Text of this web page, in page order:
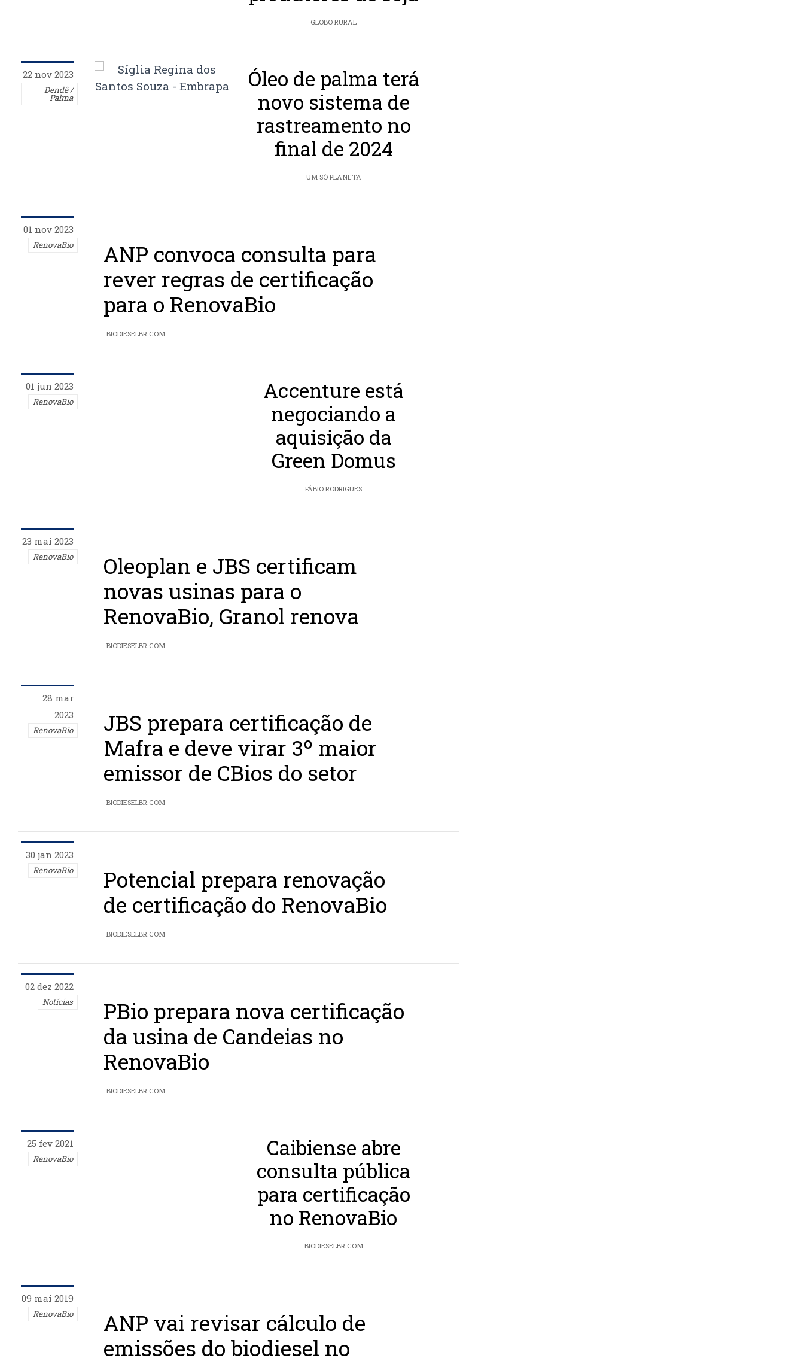
GLOBO RURAL
22 nov 2023
Dendê /
Palma
Óleo de palma terá
novo sistema de
rastreamento no
final de 2024
UM SÓ PLANETA
01 nov 2023
RenovaBio
ANP convoca consulta para
rever regras de certificação
para o RenovaBio
BIODIESELBR.COM
01 jun 2023
RenovaBio
Accenture está
negociando a
aquisição da
Green Domus
FÁBIO RODRIGUES
23 mai 2023
RenovaBio
Oleoplan e JBS certificam
novas usinas para o
RenovaBio, Granol renova
BIODIESELBR.COM
28 mar
2023
RenovaBio
JBS prepara certificação de
Mafra e deve virar 3º maior
emissor de CBios do setor
BIODIESELBR.COM
30 jan 2023
RenovaBio
Potencial prepara renovação
de certificação do RenovaBio
BIODIESELBR.COM
02 dez 2022
Notícias
PBio prepara nova certificação
da usina de Candeias no
RenovaBio
BIODIESELBR.COM
25 fev 2021
RenovaBio
Caibiense abre
consulta pública
para certificação
no RenovaBio
BIODIESELBR.COM
09 mai 2019
RenovaBio
ANP vai revisar cálculo de
emissões do biodiesel no